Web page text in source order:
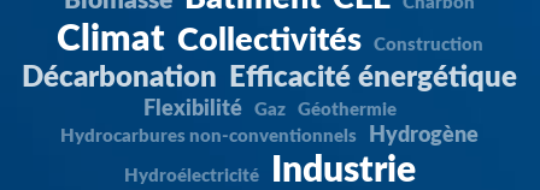
Climat Collectivités Construction
Décarbonation Efficacité énergétique
Flexibilité Gaz
Géothermie
Hydrocarbures non-conventionnels
Hydrogène
Hydroélectricité Industrie